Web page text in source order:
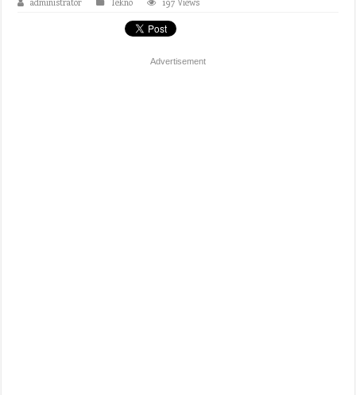
Advertisement